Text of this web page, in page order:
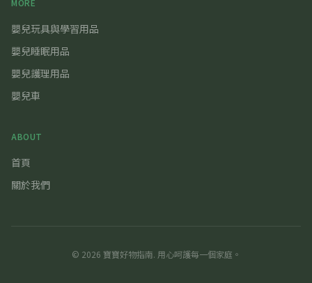
MORE
嬰兒玩具與學習用品
嬰兒睡眠用品
嬰兒護理用品
嬰兒車
ABOUT
首頁
關於我們
© 2026 寶寶好物指南. 用心呵護每一個家庭。